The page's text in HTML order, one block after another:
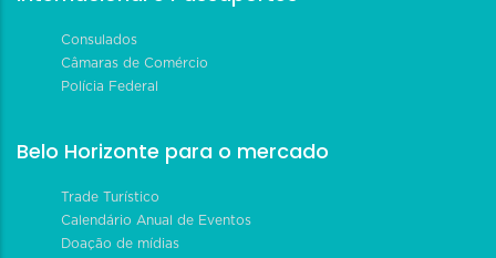
Consulados
Câmaras de Comércio
Polícia Federal
Belo Horizonte para o mercado
Trade Turístico
Calendário Anual de Eventos
Doação de mídias